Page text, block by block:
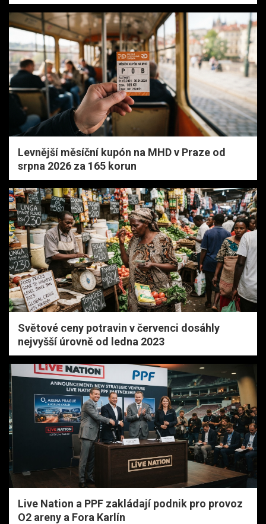
Levnější měsíční kupón na MHD v Praze od
srpna 2026 za 165 korun
Světové ceny potravin v červenci dosáhly
nejvyšší úrovně od ledna 2023
Live Nation a PPF zakládají podnik pro provoz
O2 areny a Fora Karlín